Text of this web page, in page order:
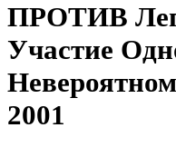
ПРОТИВ
Участие
2001